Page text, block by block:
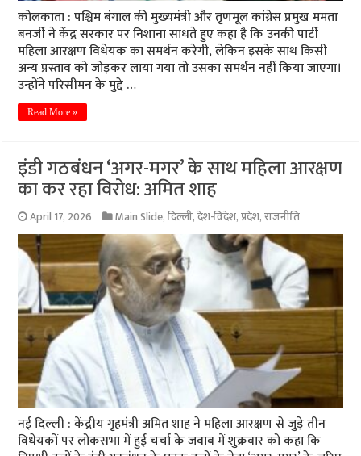
कोलकाता : पश्चिम बंगाल की मुख्यमंत्री और तृणमूल कांग्रेस प्रमुख ममता
बनर्जी ने केंद्र सरकार पर निशाना साधते हुए कहा है कि उनकी पार्टी
महिला आरक्षण विधेयक का समर्थन करेगी, लेकिन इसके साथ किसी
अन्य प्रस्ताव को जोड़कर लाया गया तो उसका समर्थन नहीं किया जाएगा।
उन्होंने परिसीमन के मुद्दे …
Read More »
इंडी गठबंधन ‘अगर-मगर’ के साथ महिला आरक्षण
का कर रहा विरोध: अमित शाह
April 17, 2026 Main Slide,दिल्ली,देश-विदेश,प्रदेश,राजनीति
नई दिल्ली : केंद्रीय गृहमंत्री अमित शाह ने महिला आरक्षण से जुड़े तीन
विधेयकों पर लोकसभा में हुई चर्चा के जवाब में शुक्रवार को कहा कि